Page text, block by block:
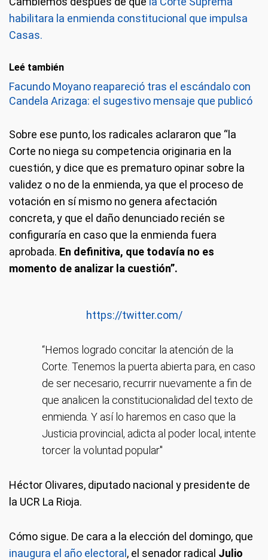
habilitara la enmienda constitucional que impulsa
Casas.
Leé también
Facundo Moyano reapareció tras el escándalo con
Candela Arizaga: el sugestivo mensaje que publicó
Sobre ese punto, los radicales aclararon que “la
Corte no niega su competencia originaria en la
cuestión, y dice que es prematuro opinar sobre la
validez o no de la enmienda, ya que el proceso de
votación en sí mismo no genera afectación
concreta, y que el daño denunciado recién se
configuraría en caso que la enmienda fuera
aprobada. En definitiva, que todavía no es
momento de analizar la cuestión”.
https://twitter.com/
“Hemos logrado concitar la atención de la
Corte. Tenemos la puerta abierta para, en caso
de ser necesario, recurrir nuevamente a fin de
que analicen la constitucionalidad del texto de
enmienda. Y así lo haremos en caso que la
Justicia provincial, adicta al poder local, intente
torcer la voluntad popular"
Héctor Olivares, diputado nacional y presidente de
la UCR La Rioja.
Cómo sigue. De cara a la elección del domingo, que
inaugura el año electoral , el senador radical Julio